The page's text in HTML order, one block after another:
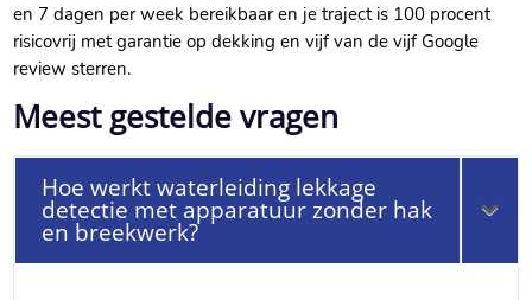
en 7 dagen per week bereikbaar en je traject is 100 procent
risicovrij met garantie op dekking en vijf van de vijf Google
review sterren.
Meest gestelde vragen
Hoe werkt waterleiding lekkage
detectie met apparatuur zonder hak
en breekwerk?